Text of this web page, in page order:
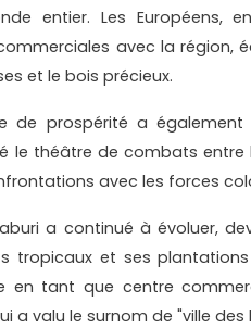
entier. Les Européens,
avec la région,
et le bois précieux.
de prospérité a
le théâtre de combats
avec les forces
a continué à évoluer,
tropicaux et ses
en tant que centre
a valu le surnom de "ville des